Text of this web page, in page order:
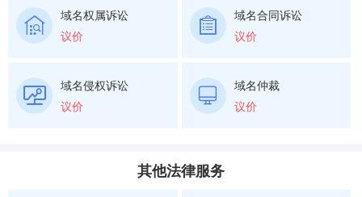
域名权属诉讼
议价
域名合同诉讼
议价
域名侵权诉讼
议价
域名仲裁
议价
其他法律服务